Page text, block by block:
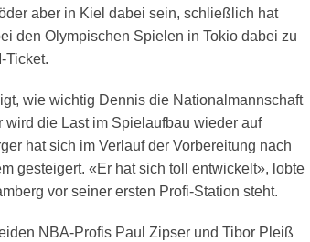
aber in Kiel dabei sein, schließlich hat
den Olympischen Spielen in Tokio dabei zu
Ticket.
wie wichtig Dennis die Nationalmannschaft
wird die Last im Spielaufbau wieder auf
hat sich im Verlauf der Vorbereitung nach
gesteigert. «Er hat sich toll entwickelt», lobte
vor seiner ersten Profi-Station steht.
NBA-Profis Paul Zipser und Tibor Pleiß